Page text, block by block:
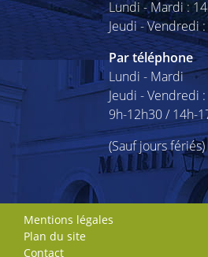
Lundi - Mardi :
Jeudi - Vendredi
Par téléphone
Lundi - Mardi
Jeudi - Vendredi :
9h-12h30 / 14h-
(Sauf jours fériés)
Mentions légales
Plan du site
Contact